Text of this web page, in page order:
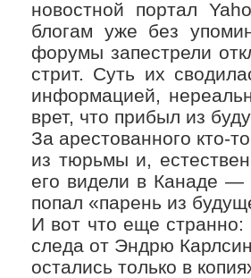
новостной портал
блогам уже без
форумы запестрели
стрит. Суть их
информацией,
врет, что прибыл из
За арестованного кто-
из тюрьмы и,
его видели в Канаде —
попал «парень из
И вот что еще странно:
следа от Эндрю
остались только в